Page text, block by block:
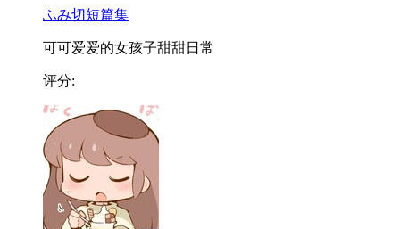
ふみ切短篇集
可可爱爱的女孩子甜甜日常
评分: